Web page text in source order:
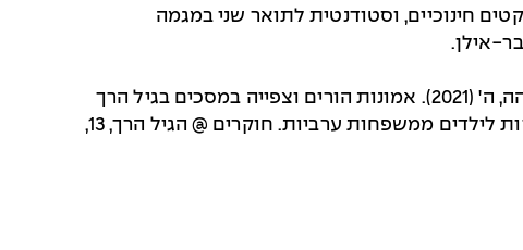
חינוכיים, וסטודנטית לתואר שני במגמה
אילן.
קורת, ע', עאמר, ח', מחאמיד, ו"ו וגנאים-כבהה, ה' (2021). אמונות הורים וצפייה במסכים בגיל הרך
בתקופת קורונה: השוואה בין ילדים ממשפחות יהודיות לילדים ממשפחות ערביות. חוקרים @ הגיל הרך, 13,